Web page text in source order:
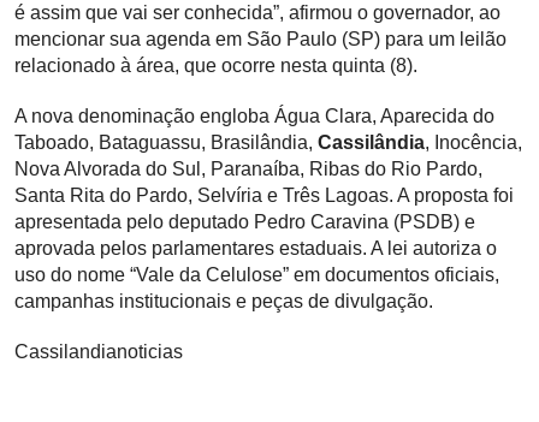
é assim que vai ser conhecida”, afirmou o governador, ao
mencionar sua agenda em São Paulo (SP) para um leilão
relacionado à área, que ocorre nesta quinta (8).
A nova denominação engloba Água Clara, Aparecida do
Taboado, Bataguassu, Brasilândia, Cassilândia, Inocência,
Nova Alvorada do Sul, Paranaíba, Ribas do Rio Pardo,
Santa Rita do Pardo, Selvíria e Três Lagoas. A proposta foi
apresentada pelo deputado Pedro Caravina (PSDB) e
aprovada pelos parlamentares estaduais. A lei autoriza o
uso do nome “Vale da Celulose” em documentos oficiais,
campanhas institucionais e peças de divulgação.
Cassilandianoticias